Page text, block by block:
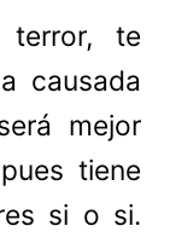
te
causada
mejor
tiene
si o si.